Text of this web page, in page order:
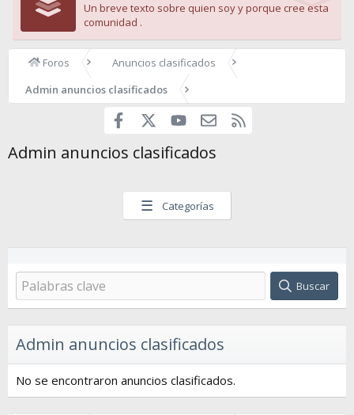
Un breve texto sobre quien soy y porque cree esta
comunidad .
Foros
Anuncios clasificados
Admin anuncios clasificados
Facebook youtubeContáctanos
Admin anuncios clasificados
☰ Categorías
Buscar
Admin anuncios clasificados
No se encontraron anuncios clasificados.